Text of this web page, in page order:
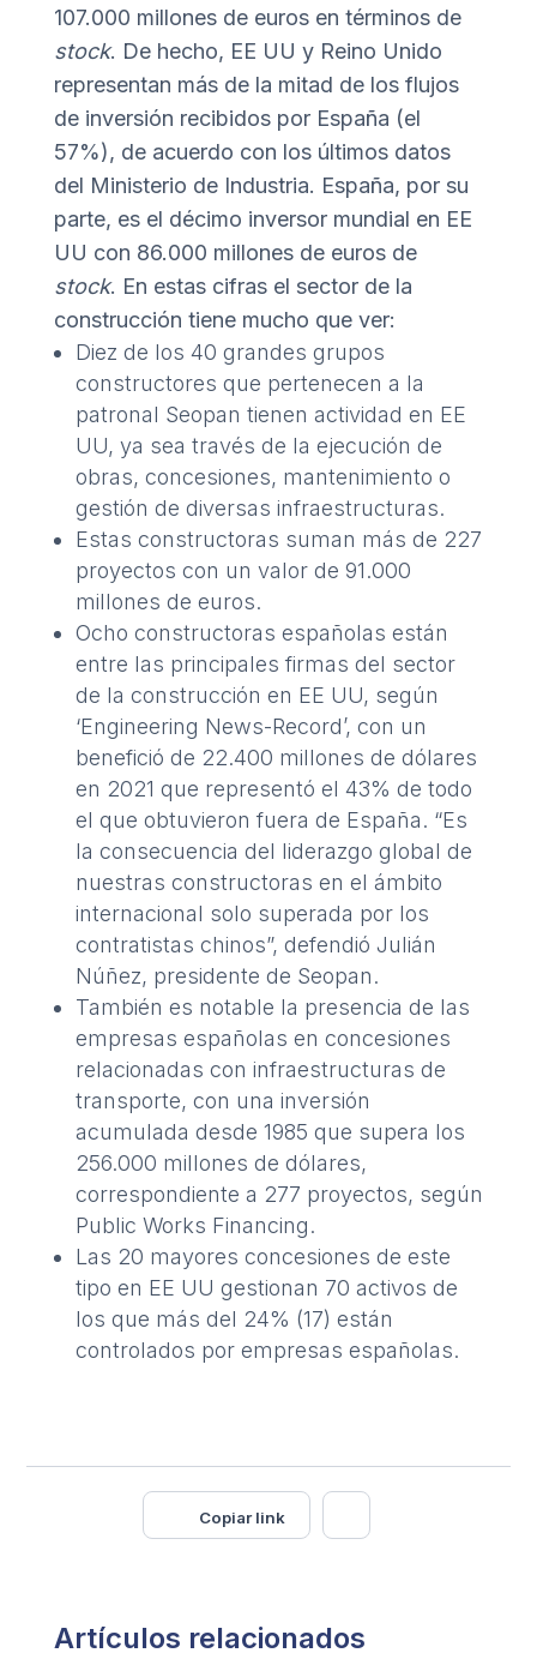
107.000 millones de euros en términos de
stock. De hecho, EE UU y Reino Unido
representan más de la mitad de los flujos
de inversión recibidos por España (el
57%), de acuerdo con los últimos datos
del Ministerio de Industria. España, por su
parte, es el décimo inversor mundial en EE
UU con 86.000 millones de euros de
stock. En estas cifras el sector de la
construcción tiene mucho que ver:
Diez de los 40 grandes grupos
constructores que pertenecen a la
patronal Seopan tienen actividad en EE
UU, ya sea través de la ejecución de
obras, concesiones, mantenimiento o
gestión de diversas infraestructuras.
Estas constructoras suman más de 227
proyectos con un valor de 91.000
millones de euros.
Ocho constructoras españolas están
entre las principales firmas del sector
de la construcción en EE UU, según
‘Engineering News-Record’, con un
benefició de 22.400 millones de dólares
en 2021 que representó el 43% de todo
el que obtuvieron fuera de España. “Es
la consecuencia del liderazgo global de
nuestras constructoras en el ámbito
internacional solo superada por los
contratistas chinos”, defendió Julián
Núñez, presidente de Seopan.
También es notable la presencia de las
empresas españolas en concesiones
relacionadas con infraestructuras de
transporte, con una inversión
acumulada desde 1985 que supera los
256.000 millones de dólares,
correspondiente a 277 proyectos, según
Public Works Financing.
Las 20 mayores concesiones de este
tipo en EE UU gestionan 70 activos de
los que más del 24% (17) están
controlados por empresas españolas.
Copiar link
Artículos relacionados